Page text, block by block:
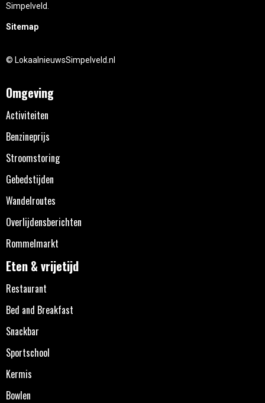
Simpelveld.
Sitemap
© LokaalnieuwsSimpelveld.nl
Omgeving
Activiteiten
Benzineprijs
Stroomstoring
Gebedstijden
Wandelroutes
Overlijdensberichten
Rommelmarkt
Eten & vrijetijd
Restaurant
Bed and Breakfast
Snackbar
Sportschool
Kermis
Bowlen